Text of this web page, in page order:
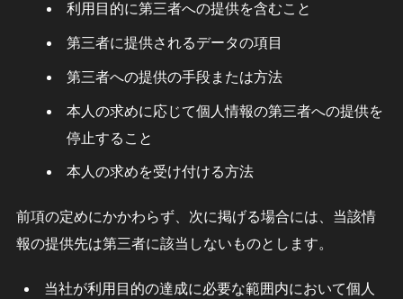
利用目的に第三者への提供を含むこと
第三者に提供されるデータの項目
第三者への提供の手段または方法
本人の求めに応じて個人情報の第三者への提供を
停止すること
本人の求めを受け付ける方法
前項の定めにかかわらず、次に掲げる場合には、当該情
報の提供先は第三者に該当しないものとします。
当社が利用目的の達成に必要な範囲内において個人